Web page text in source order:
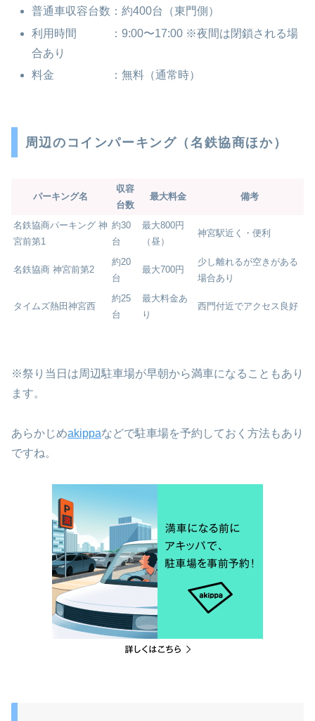
普通車収容台数：約400台（東門側）
利用時間 ：9:00〜17:00 ※夜間は閉鎖される場
合あり
料金 ：無料（通常時）
周辺のコインパーキング（名鉄協商ほか）
パーキング名
収容
台数
最大料金 備考
名鉄協商パーキング 神
宮前第1
約30
台
最大800円
（昼）
神宮駅近く・便利
名鉄協商 神宮前第2
約20
台
最大700円
少し離れるが空きがある
場合あり
タイムズ熱田神宮西
約25
台
最大料金あ
り
西門付近でアクセス良好
※祭り当日は周辺駐車場が早朝から満車になることもあり
ます。
あらかじめakippaなどで駐車場を予約しておく方法もあり
ですね。